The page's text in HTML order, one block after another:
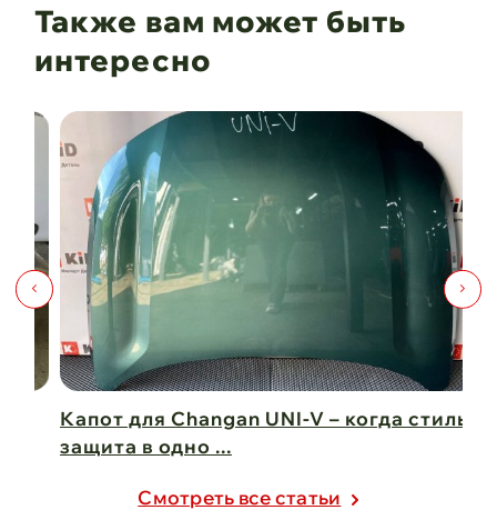
Также вам может быть
интересно
Капот для Changan UNI-V – когда стиль и
защита в одно ...
Cмотреть все статьи